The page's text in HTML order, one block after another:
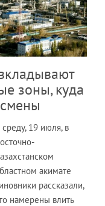
зоны, куда
среду, 19 июля, в
акимате
рассказали,
намерены влить